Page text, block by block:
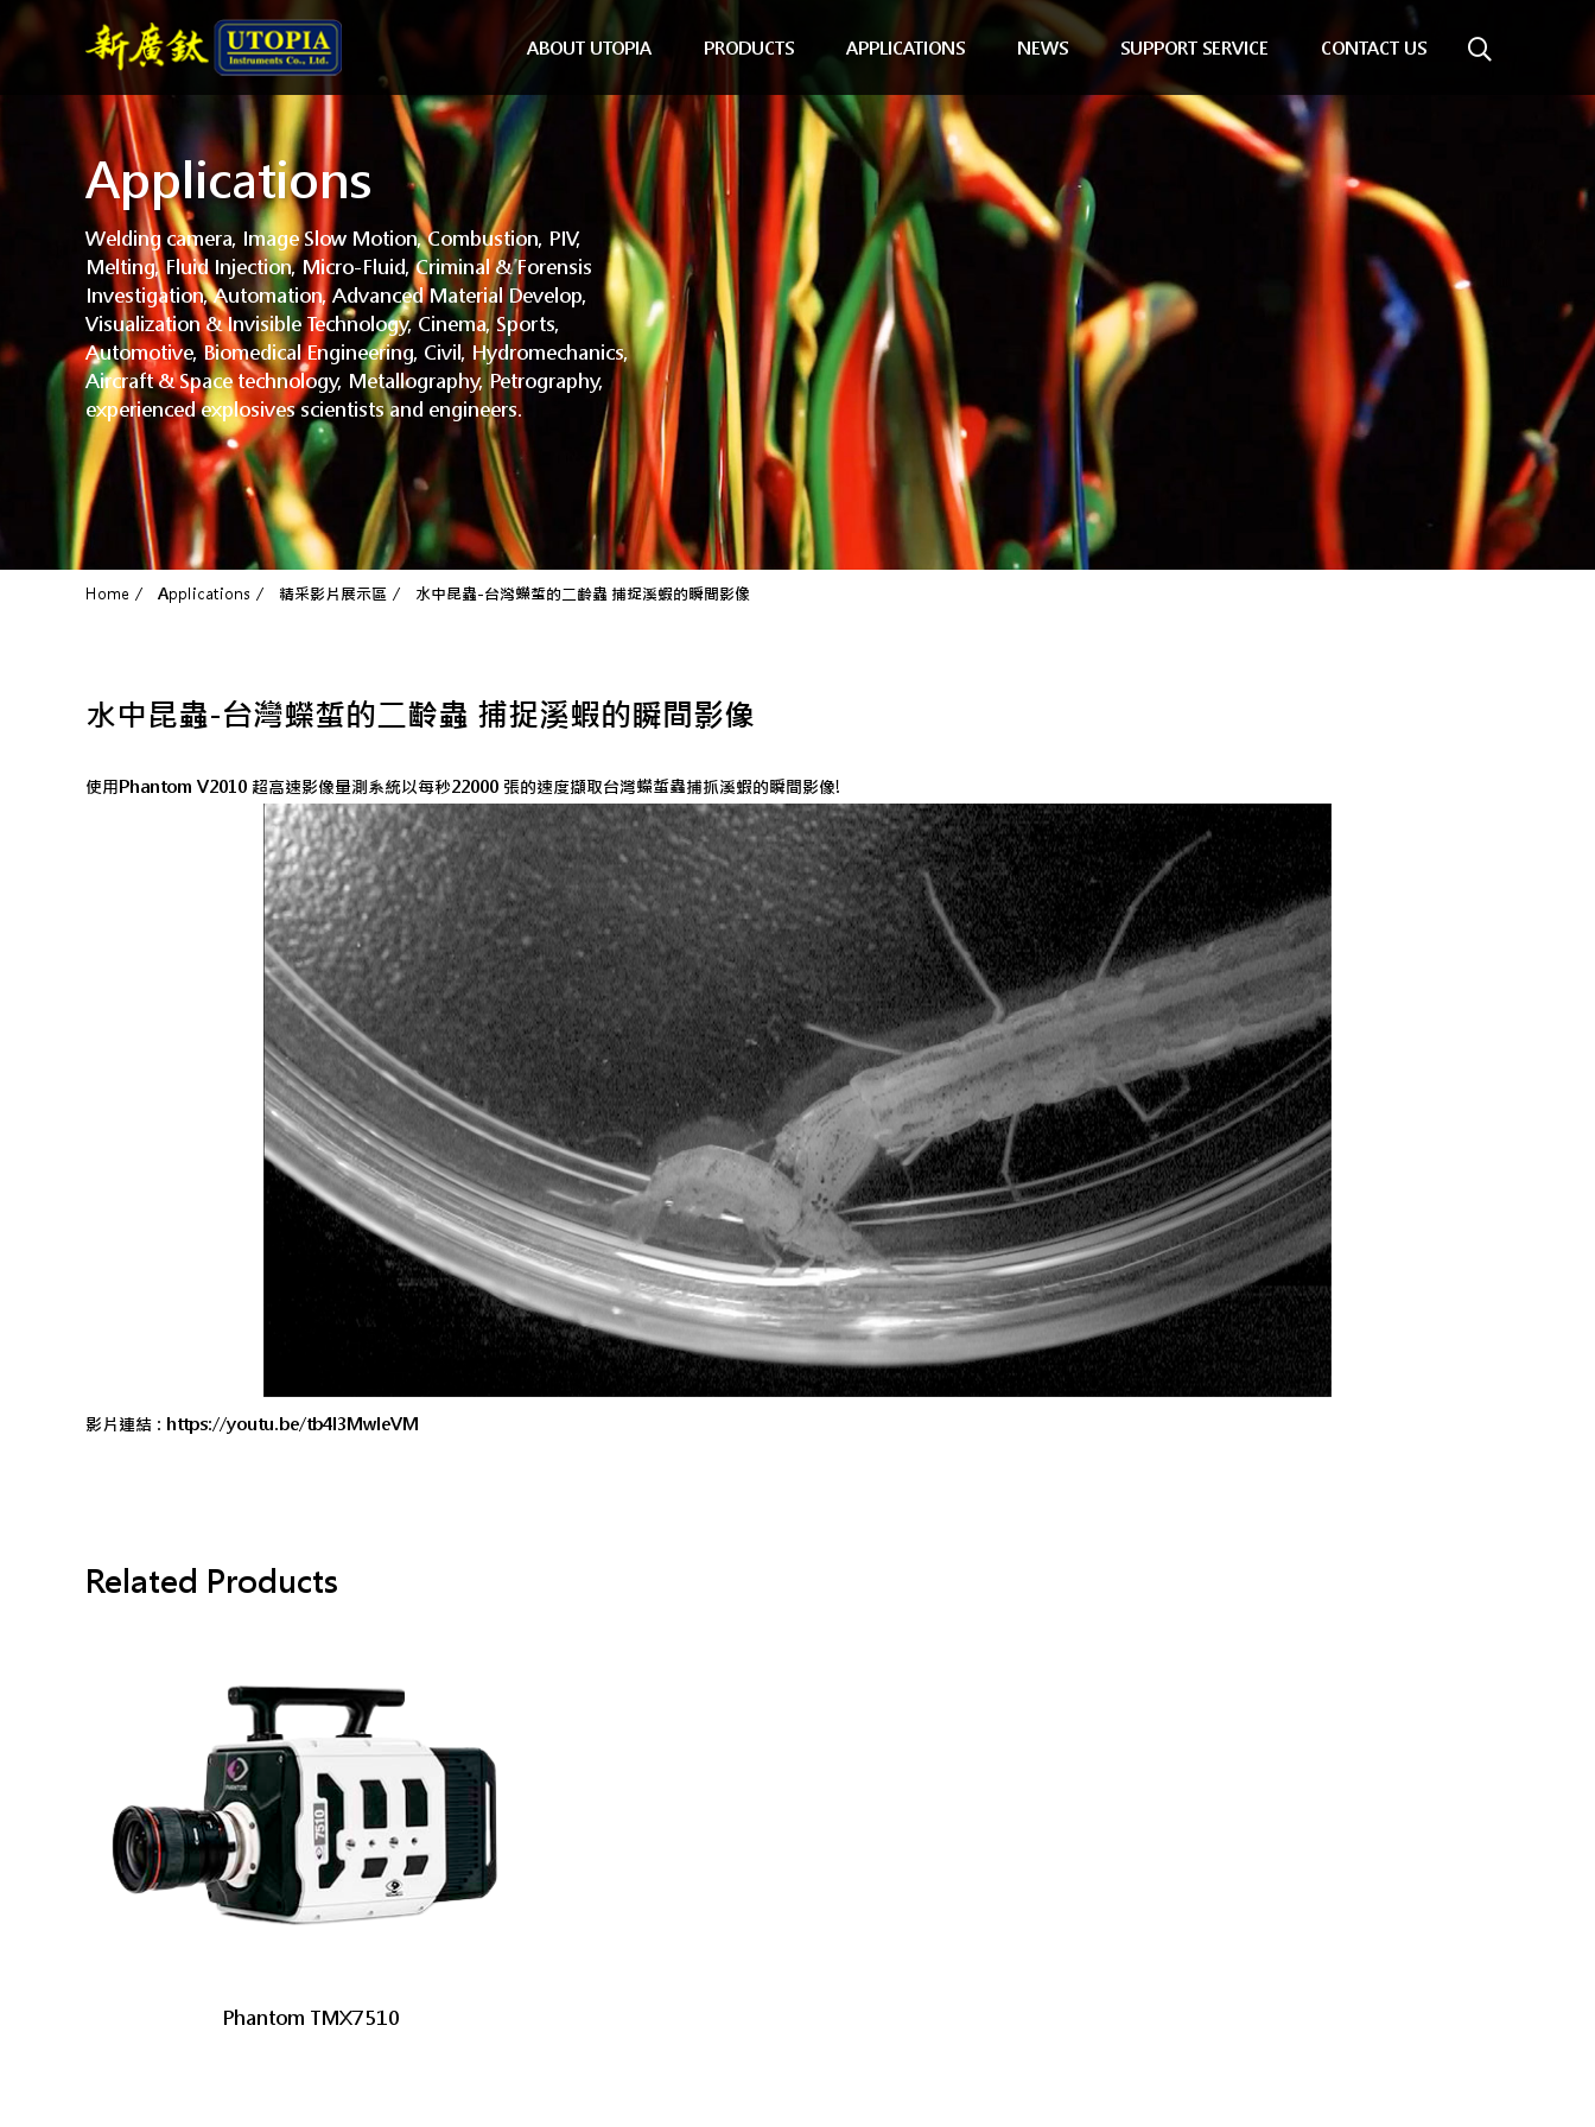
ABOUT UTOPIA PRODUCTS APPLICATIONS NEWS SUPPORT SERVICE CONTACT US
Applications
Welding camera, Image Slow Motion, Combustion, PIV,
Melting, Fluid Injection, Micro-Fluid, Criminal & Forensis
Investigation, Automation, Advanced Material Develop,
Visualization & Invisible Technology, Cinema, Sports,
Automotive, Biomedical Engineering, Civil, Hydromechanics,
Aircraft & Space technology, Metallography, Petrography,
experienced explosives scientists and engineers.
Home Applications 精采影片展示區 水中昆蟲-台灣蠑蜤的二齡蟲 捕捉溪蝦的瞬間影像
水中昆蟲-台灣蠑蜤的二齡蟲 捕捉溪蝦的瞬間影像
使用Phantom V2010 超高速影像量測系統以每秒22000 張的速度擷取台灣蠑蜤蟲捕抓溪蝦的瞬間影像!
影片連結 : https://youtu.be/tb4l3MwleVM
Related Products
Phantom TMX7510